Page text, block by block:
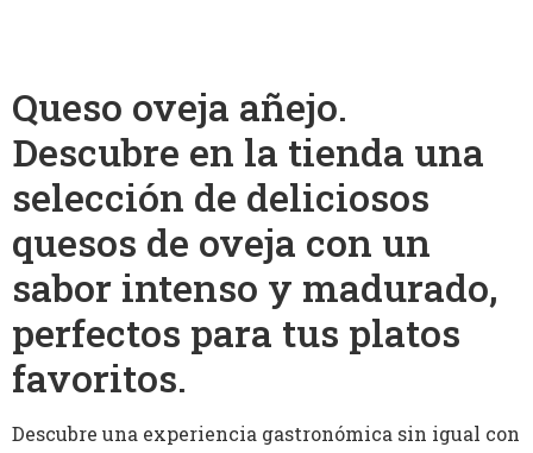
Queso oveja añejo.
Descubre en la tienda una
selección de deliciosos
quesos de oveja con un
sabor intenso y madurado,
perfectos para tus platos
favoritos.
Descubre una experiencia gastronómica sin igual con